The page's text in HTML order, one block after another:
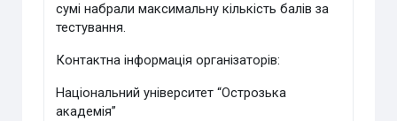
сумі набрали максимальну кількість балів за
тестування.
Контактна інформація організаторів:
Національний університет “Острозька
академія”